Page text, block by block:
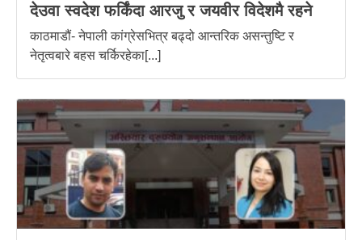
देउवा स्वदेश फर्किंदा आरजु र जयवीर विदेशमै रहने
काठमाडौं- नेपाली कांग्रेसभित्र बढ्दो आन्तरिक असन्तुष्टि र
नेतृत्वबारे बहस चर्किरहेका[...]